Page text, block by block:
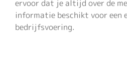
ervoor dat je altijd over de
informatie beschikt voor een
bedrijfsvoering.